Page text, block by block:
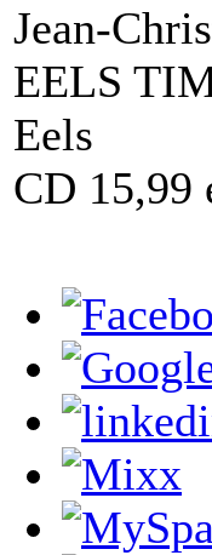
Jean-
EELS
Eels
CD 15,99